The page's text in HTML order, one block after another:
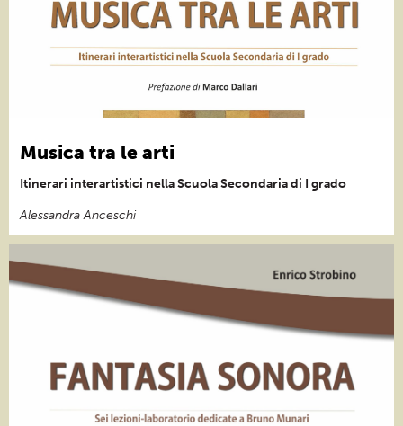
Musica tra le arti
Itinerari interartistici nella Scuola Secondaria di I grado
Alessandra Anceschi